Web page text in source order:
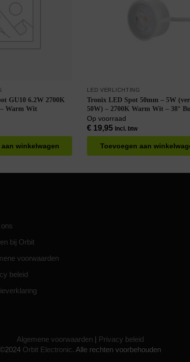
GU10 6.2W 2700K
Warm Wit
winkelwagen
LED VERLICHTING
Tronix LED Spot 50mm – 5W
50W) – 2700K Warm Wit – 38°
230V – Dimbaar – Wit
Op voorraad
€ 19,95 Incl. btw
Toevoegen aan
bij Orbit
voorwaarden
beleid
Algemene voorwaarden | Privacy beleid
©2024 Orbit Electronic. Alle rechten voorbehouden